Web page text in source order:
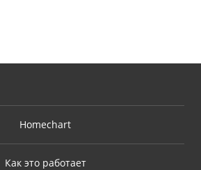
Homechart
Как это работает